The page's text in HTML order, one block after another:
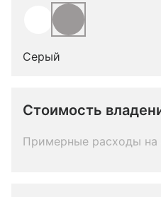
Серый
Стоимость
Примерные расходы на